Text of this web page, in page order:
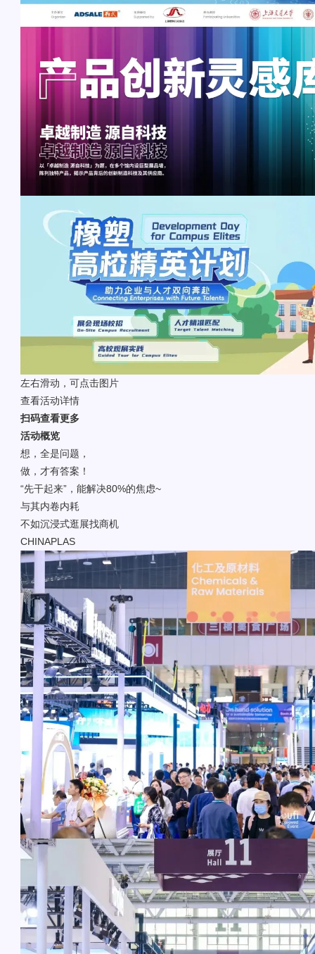
左右滑动，可点击图片
查看活动详情
扫码查看更多
活动概览
想，全是问题，
做，才有答案！
“先干起来”，能解决80%的焦虑~
与其内卷内耗
不如沉浸式逛展找商机
CHINAPLAS